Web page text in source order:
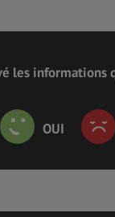
les informations
OUI